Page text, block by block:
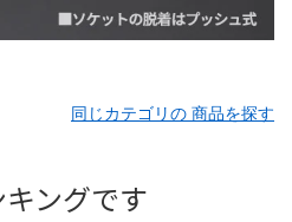
同じカテゴリの 商品を探す
ングです